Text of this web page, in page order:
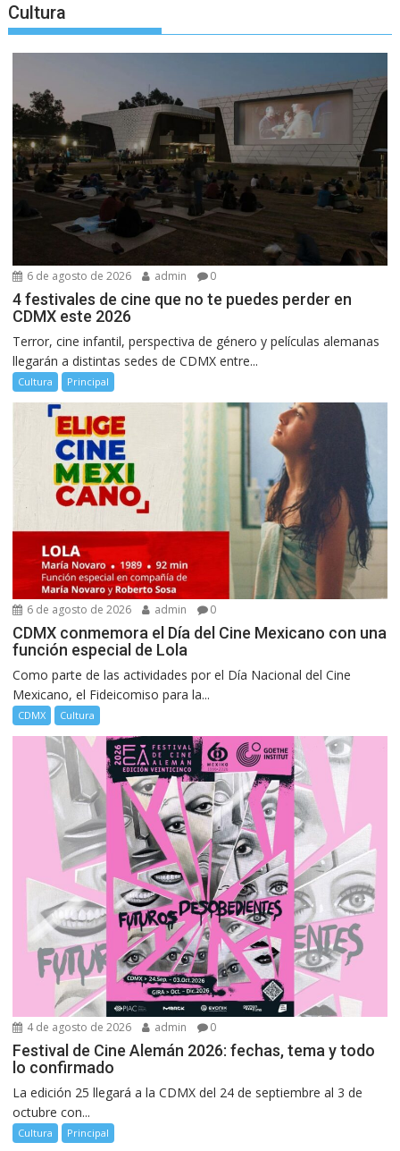
Cultura
6 de agosto de 2026 admin 0
4 festivales de cine que no te puedes perder en
CDMX este 2026
Terror, cine infantil, perspectiva de género y películas alemanas
llegarán a distintas sedes de CDMX entre...
Cultura Principal
6 de agosto de 2026 admin 0
CDMX conmemora el Día del Cine Mexicano con una
función especial de Lola
Como parte de las actividades por el Día Nacional del Cine
Mexicano, el Fideicomiso para la...
CDMX Cultura
4 de agosto de 2026 admin 0
Festival de Cine Alemán 2026: fechas, tema y todo
lo confirmado
La edición 25 llegará a la CDMX del 24 de septiembre al 3 de
octubre con...
Cultura Principal